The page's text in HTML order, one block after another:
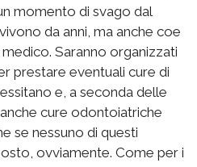
momento di svago dal
da anni, ma anche coe
Saranno organizzati
prestare eventuali cure di
e, a seconda delle
cure odontoiatriche
se nessuno di questi
ovviamente. Come per i